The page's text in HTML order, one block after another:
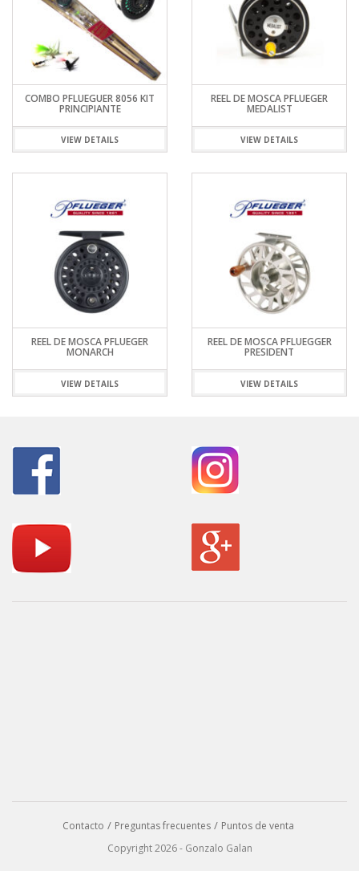
COMBO PFLUEGUER 8056 KIT
PRINCIPIANTE
VIEW DETAILS
REEL DE MOSCA PFLUEGER
MEDALIST
VIEW DETAILS
REEL DE MOSCA PFLUEGER
MONARCH
VIEW DETAILS
REEL DE MOSCA PFLUEGGER
PRESIDENT
VIEW DETAILS
Contacto Preguntas frecuentes
Puntos de venta
Copyright 2026 - Gonzalo Galan